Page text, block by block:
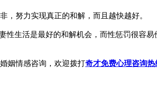
努力实现真正的和解，而且越快越好。
生活是最好的和解机会，而性惩罚很容易
姻情感咨询，欢迎拨打奇才免费心理咨询热